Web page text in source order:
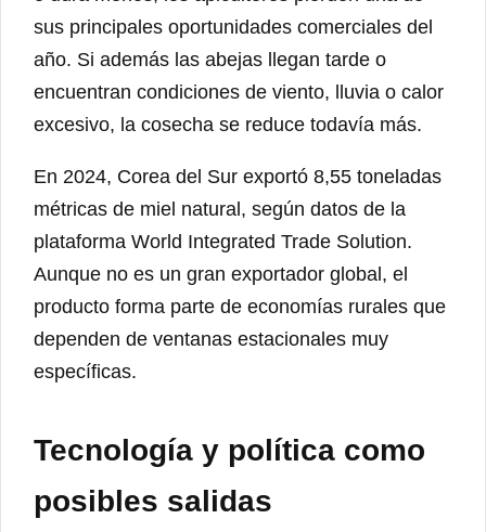
sus principales oportunidades comerciales del
año. Si además las abejas llegan tarde o
encuentran condiciones de viento, lluvia o calor
excesivo, la cosecha se reduce todavía más.
En 2024, Corea del Sur exportó 8,55 toneladas
métricas de miel natural, según datos de la
plataforma World Integrated Trade Solution.
Aunque no es un gran exportador global, el
producto forma parte de economías rurales que
dependen de ventanas estacionales muy
específicas.
Tecnología y política como
posibles salidas